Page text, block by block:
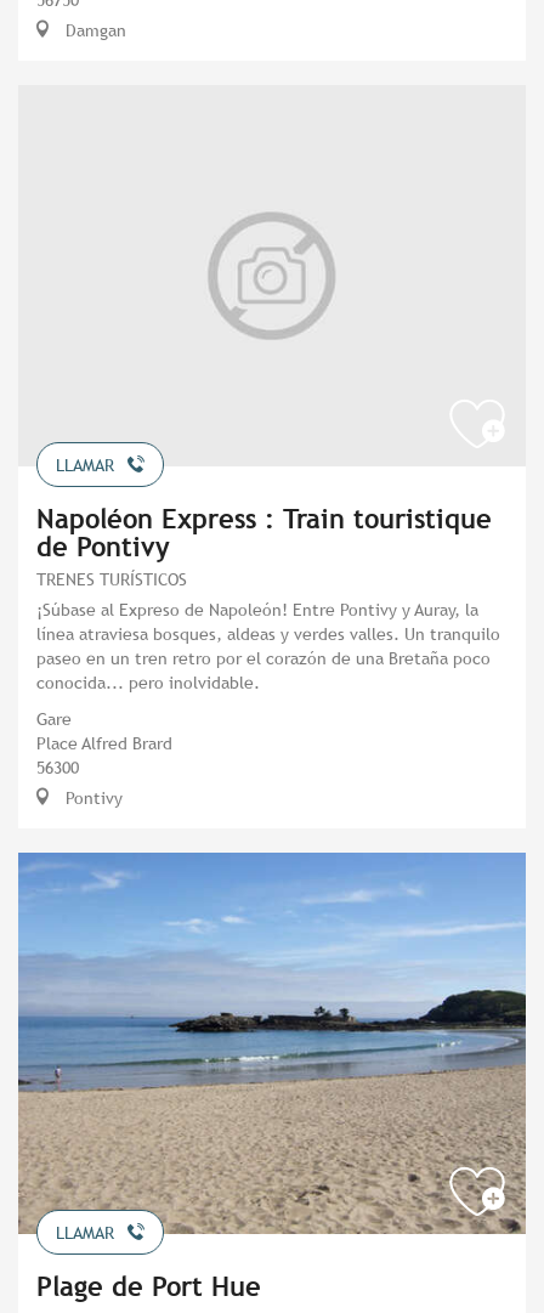
Damgan
LLAMAR
Napoléon Express : Train touristique
de Pontivy
TRENES TURÍSTICOS
¡Súbase al Expreso de Napoleón! Entre Pontivy y Auray, la
línea atraviesa bosques, aldeas y verdes valles. Un tranquilo
paseo en un tren retro por el corazón de una Bretaña poco
conocida... pero inolvidable.
Gare
Place Alfred Brard
56300
Pontivy
LLAMAR
Plage de Port Hue